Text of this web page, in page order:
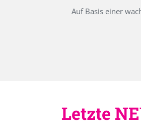
Auf Basis einer
Letzte